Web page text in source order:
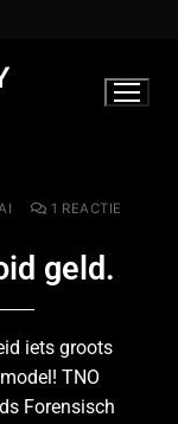
1 REACTIE
geld.
iets groots
TNO
Forensisch